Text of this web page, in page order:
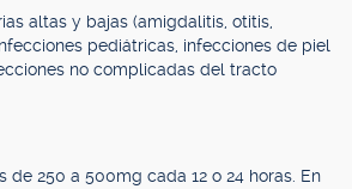
altas y bajas (amigdalitis, otitis,
pediátricas, infecciones de piel
no complicadas del tracto
de 250 a 500mg cada 12 o 24 horas. En